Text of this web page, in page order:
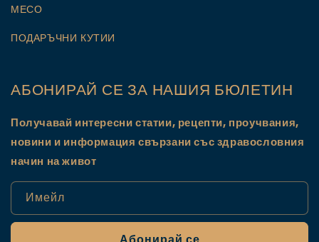
МЕСО
ПОДАРЪЧНИ КУТИИ
АБОНИРАЙ СЕ ЗА НАШИЯ БЮЛЕТИН
Получавай интересни статии, рецепти, проучвания,
новини и информация свързани със здравословния
начин на живот
Имейл